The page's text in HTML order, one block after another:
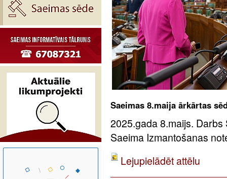
Saeimas 8.maija ārkārtas
2025.gada 8.maijs.
Saeima Izmantošanas
Lejupielādēt attēlu